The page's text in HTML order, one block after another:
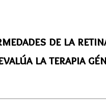
de la
la terapia